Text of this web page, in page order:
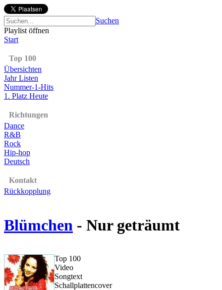
Suchen
Playlist öffnen
Start
Top 100
Übersichten
Jahr Listen
Nummer-1-Hits
1. Platz Heute
Richtungen
Dance
R&B
Rock
Hip-hop
Deutsch
Kontakt
Rückkopplung
Blümchen - Nur geträumt
Top 100
Video
Songtext
Schallplattencover